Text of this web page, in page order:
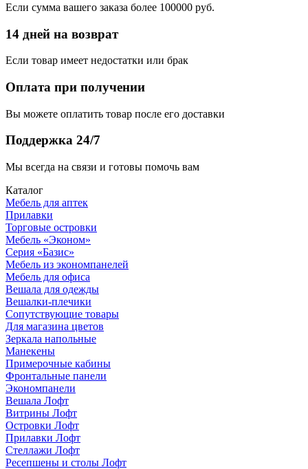
Если сумма вашего заказа более 100000 руб.
14 дней на возврат
Если товар имеет недостатки или брак
Оплата при получении
Вы можете оплатить товар после его доставки
Поддержка 24/7
Мы всегда на связи и готовы помочь вам
Каталог
Мебель для аптек
Прилавки
Торговые островки
Мебель «Эконом»
Серия «Базис»
Мебель из экономпанелей
Мебель для офиса
Вешала для одежды
Вешалки-плечики
Сопутствующие товары
Для магазина цветов
Зеркала напольные
Манекены
Примерочные кабины
Фронтальные панели
Экономпанели
Вешала Лофт
Витрины Лофт
Островки Лофт
Прилавки Лофт
Стеллажи Лофт
Ресепшены и столы Лофт